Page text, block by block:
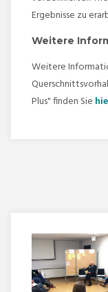
Ergebnisse zu
Weitere
Weitere
Plus" finden Sie